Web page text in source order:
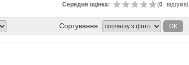
Середня оцінка: (0 відгуків)
Сортування OK